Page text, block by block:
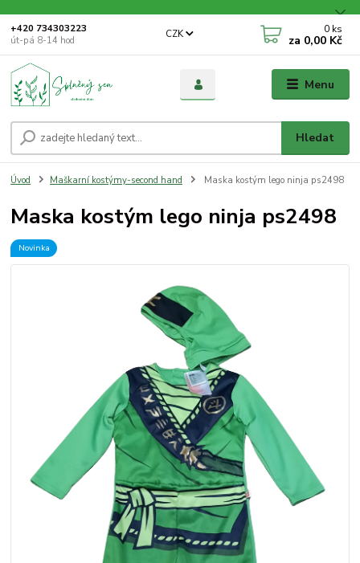
Menu
CZK
Hledat
+420 734303223
út-pá 8-14 hod
0 ks
za 0,00 Kč
Úvod Maškarní kostýmy-second hand Maska kostým lego ninja ps2498
Maska kostým lego ninja ps2498
Novinka